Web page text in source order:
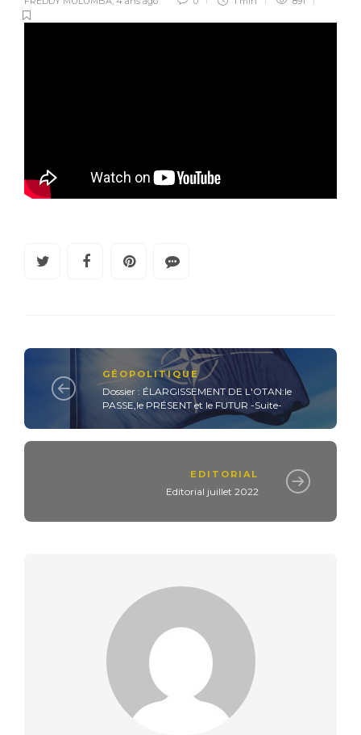
GÉOPOLITIQUE
Dossier : ÉLARGISSEMENT DE L'OTAN:le
PASSE,le PRÉSENT et le FUTUR -Suite-
EDITORIAL
Editorial juillet 2022